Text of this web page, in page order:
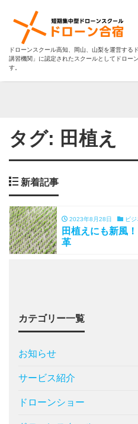
ドローンスクール高知、岡山、山梨を運営する
講習機関」に認定されたスクールとしてドロー
す。
タグ: 田植え
新着記事
2023年8月28日 ビジ
田植えにも新風
革
カテゴリー一覧
お知らせ
サービス紹介
ドローンショー